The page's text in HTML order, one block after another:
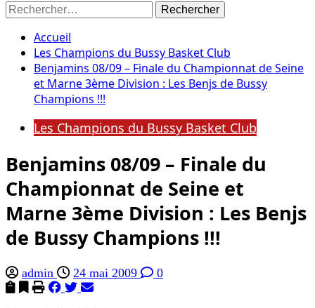
Rechercher :
Accueil
Les Champions du Bussy Basket Club
Benjamins 08/09 – Finale du Championnat de Seine
et Marne 3ème Division : Les Benjs de Bussy
Champions !!!
Les Champions du Bussy Basket Club
Benjamins 08/09 – Finale du
Championnat de Seine et
Marne 3ème Division : Les Benjs
de Bussy Champions !!!
admin 24 mai 2009 0